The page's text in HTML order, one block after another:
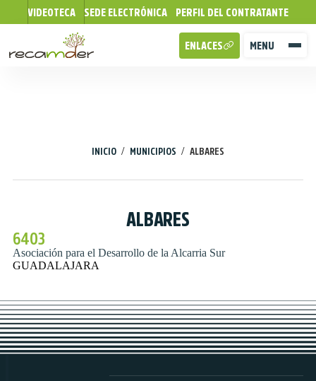
VIDEOTECA SEDE ELECTRÓNICA PERFIL DEL CONTRATANTE
MENU
ENLACES
INICIO / MUNICIPIOS / ALBARES
ALBARES
6403
Asociación para el Desarrollo de la Alcarria Sur
GUADALAJARA